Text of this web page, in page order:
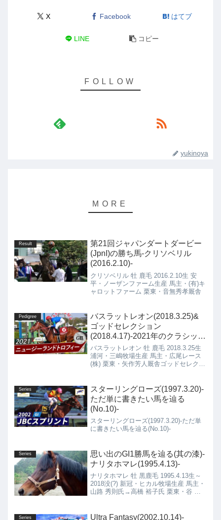
X Facebook はてブ
LINE コピー
yukinoya
Result
第21回ジャパンダートダービー
(JpnI)の勝ち馬-クリソベリル
(2016.2.10)-
クリソベリル 牡 鹿毛 2016.2.10生 安
平・ノーザンファーム生産 馬主・(有)キ
ャロットファーム 栗東・音無秀孝厩舎
Pedigree
バスラットレオン(2018.3.25)&
ゴッドセレクション
(2018.4.17)-2021年のクラシック
候補生を確認する(No.24)-
バスラットレオン 牡 鹿毛 2018.3.25生
浦河・三嶋牧場生産 馬主・広尾レース
(株) 栗東・矢作芳人厩舎ゴッドセレクシ
野貞一厩舎
Series
スターリングローズ(1997.3.20)-
ただ単に書きたい馬を辿る
(No.10)-
スターリングローズ(1997.3.20)-ただ単
に書きたい馬を辿る(No.10)-
Series
思い出のGI1勝馬を辿る(其の漆)-
ナリタホマレ(1995.4.13)-
ナリタホマレ 牡 黒鹿毛 1995.4.13生～
2018没(?) 新冠・ヒカル牧場生産 馬主・
山路 秀則氏→高橋 裕子氏 栗東・谷 潔
Series
Ultra Fantasy(2002.10.14)-